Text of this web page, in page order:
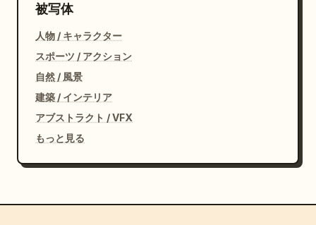
被写体
人物 / キャラクター
スポーツ / アクション
自然 / 風景
建築 / インテリア
アブストラクト / VFX
もっと見る